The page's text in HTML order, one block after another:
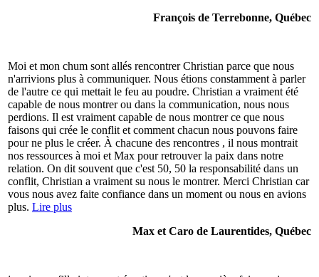
François de Terrebonne, Québec
Moi et mon chum sont allés rencontrer Christian parce que nous
n'arrivions plus à communiquer. Nous étions constamment à parler
de l'autre ce qui mettait le feu au poudre. Christian a vraiment été
capable de nous montrer ou dans la communication, nous nous
perdions. Il est vraiment capable de nous montrer ce que nous
faisons qui crée le conflit et comment chacun nous pouvons faire
pour ne plus le créer. À chacune des rencontres , il nous montrait
nos ressources à moi et Max pour retrouver la paix dans notre
relation. On dit souvent que c'est 50, 50 la responsabilité dans un
conflit, Christian a vraiment su nous le montrer. Merci Christian car
vous nous avez faite confiance dans un moment ou nous en avions
plus. Lire plus
Max et Caro de Laurentides, Québec